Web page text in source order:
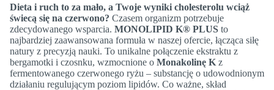
Dieta i ruch to za mało, a Twoje wyniki cholesterolu wciąż
świecą się na czerwono? Czasem organizm potrzebuje
zdecydowanego wsparcia. MONOLIPID K® PLUS to
najbardziej zaawansowana formuła w naszej ofercie, łącząca siłę
natury z precyzją nauki. To unikalne połączenie ekstraktu z
bergamotki i czosnku, wzmocnione o Monakolinę K z
fermentowanego czerwonego ryżu – substancję o udowodnionym
działaniu regulującym poziom lipidów. Co ważne, skład